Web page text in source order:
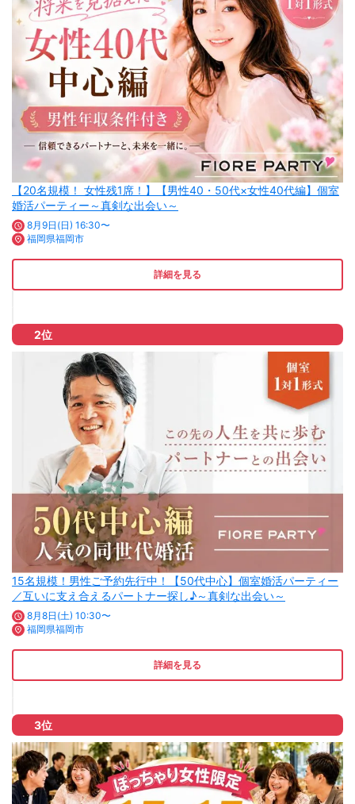
【20名規模！ 女性残1席！】【男性40・50代×女性40代編】個室
婚活パーティー～真剣な出会い～
8月9日(日) 16:30〜
福岡県福岡市
詳細を見る
2位
15名規模！男性ご予約先行中！【50代中心】個室婚活パーティー
／互いに支え合えるパートナー探し♪～真剣な出会い～
8月8日(土) 10:30〜
福岡県福岡市
詳細を見る
3位